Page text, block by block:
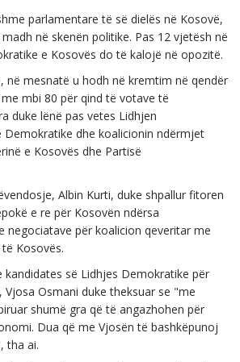
parlamentare të së dielës në Kosovë,
në skenën politike. Pas 12 vjetësh në
e Kosovës do të kalojë në opozitë.
në mesnatë u hodh në kremtim në qendër
mbi 80 për qind të votave të
duke lënë pas vetes Lidhjen
Demokratike dhe koalicionin ndërmjet
e Kosovës dhe Partisë
Albin Kurti, duke shpallur fitoren
e re për Kosovën ndërsa
negociatave për koalicion qeveritar me
Kosovës.
kandidates së Lidhjes Demokratike për
Osmani duke theksuar se "me
shumë gra që të angazhohen për
Dua që me Vjosën të bashkëpunoj
tha ai.